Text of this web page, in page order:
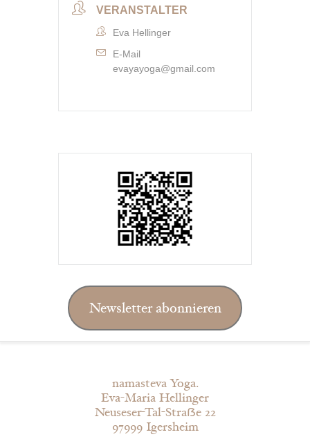
VERANSTALTER
Eva Hellinger
E-Mail
evayayoga@gmail.com
Newsletter abonnieren
namasteva Yoga.
Eva-Maria Hellinger
Neuseser-Tal-Straẞe 22
97999 Igersheim